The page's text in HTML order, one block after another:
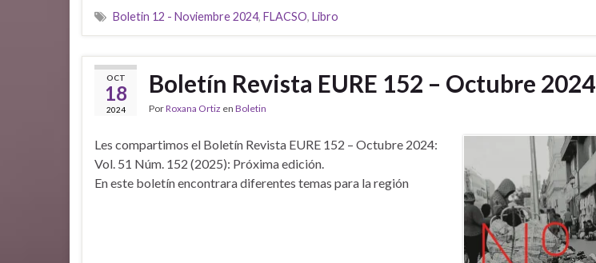
Boletin 12 - Noviembre 2024, FLACSO, Libro
OCT
18
2024
Boletín Revista EURE 152 – Octubre 2024
PorRoxana Ortiz en Boletin
Les compartimos el Boletín Revista EURE 152 – Octubre 2024:
Vol. 51 Núm. 152 (2025): Próxima edición.
En este boletín encontrara diferentes temas para la región